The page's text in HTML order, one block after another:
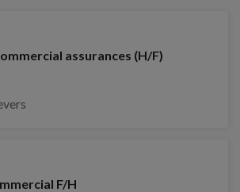
assurances (H/F)
F/H